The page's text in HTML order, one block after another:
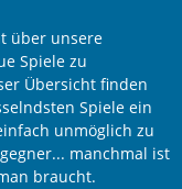
über unsere
Spiele zu
Übersicht finden
Spiele ein
unmöglich zu
manchmal ist
braucht.